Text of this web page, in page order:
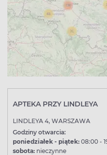
APTEKA PRZY LINDLEYA
LINDLEYA 4, WARSZAWA
Godziny otwarcia:
poniedziałek - piątek: 08:00 -
sobota: nieczynne